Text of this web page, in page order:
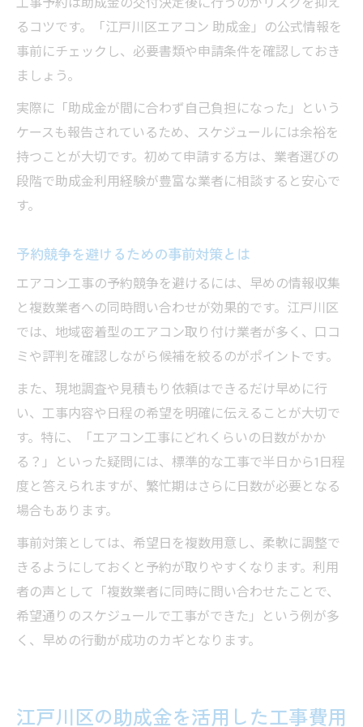
るコツです。「江戸川区エアコン 助成金」の公式情報を
事前にチェックし、必要書類や申請条件を確認しておき
ましょう。
実際に「助成金が間に合わず自己負担になった」という
ケースも報告されているため、スケジュールには余裕を
持つことが大切です。初めて申請する方は、業者選びの
段階で助成金利用経験が豊富な業者に相談すると安心で
す。
予約競争を避けるための事前対策とは
エアコン工事の予約競争を避けるには、早めの情報収集
と複数業者への同時問い合わせが効果的です。江戸川区
では、地域密着型のエアコン取り付け業者が多く、口コ
ミや評判を確認しながら候補を絞るのがポイントです。
また、現地調査や見積もり依頼はできるだけ早めに行
い、工事内容や日程の希望を明確に伝えることが大切で
す。特に、「エアコン工事にどれくらいの日数がかか
る？」といった疑問には、標準的な工事で半日から1日程
度と答えられますが、繁忙期はさらに日数が必要となる
場合もあります。
事前対策としては、希望日を複数用意し、柔軟に調整で
きるようにしておくと予約が取りやすくなります。利用
者の声として「複数業者に同時に問い合わせたことで、
希望通りのスケジュールで工事ができた」という例が多
く、早めの行動が成功のカギとなります。
江戸川区の助成金を活用した工事費用